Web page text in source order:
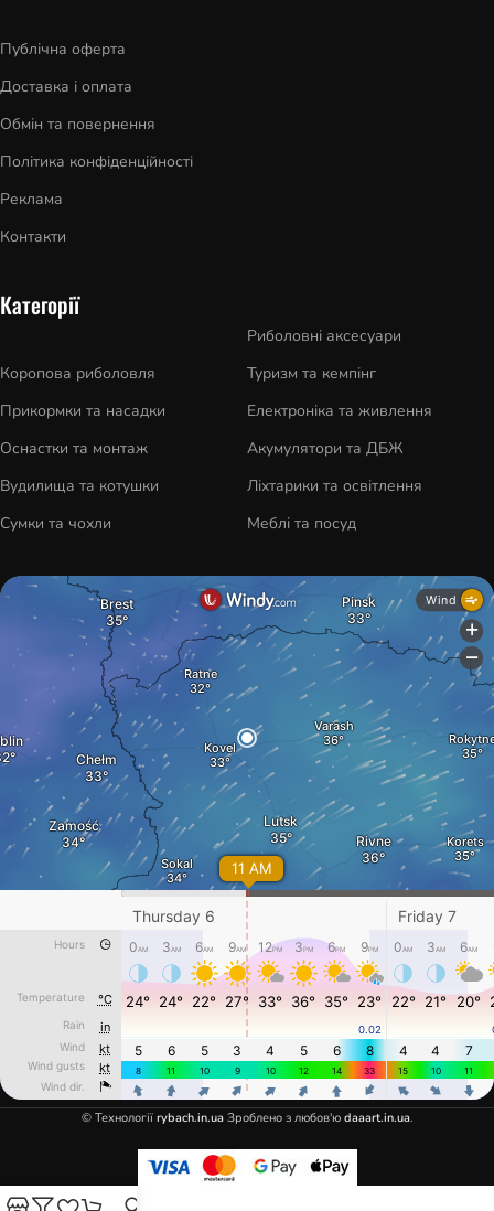
Публічна оферта
Доставка і оплата
Обмін та повернення
Політика конфіденційності
Реклама
Контакти
Категорії
Коропова риболовля
Прикормки та насадки
Оснастки та монтаж
Вудилища та котушки
Сумки та чохли
Риболовні аксесуари
Туризм та кемпінг
Електроніка та живлення
Акумулятори та ДБЖ
Ліхтарики та освітлення
Меблі та посуд
© Технології rybach.in.uaЗроблено з любов'ю daaart.in.ua.